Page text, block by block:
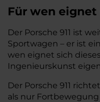
Für wen eignet
Der Porsche 911 ist
Sportwagen – er ist
wen eignet sich
Ingenieurskunst
Der Porsche 911
als nur